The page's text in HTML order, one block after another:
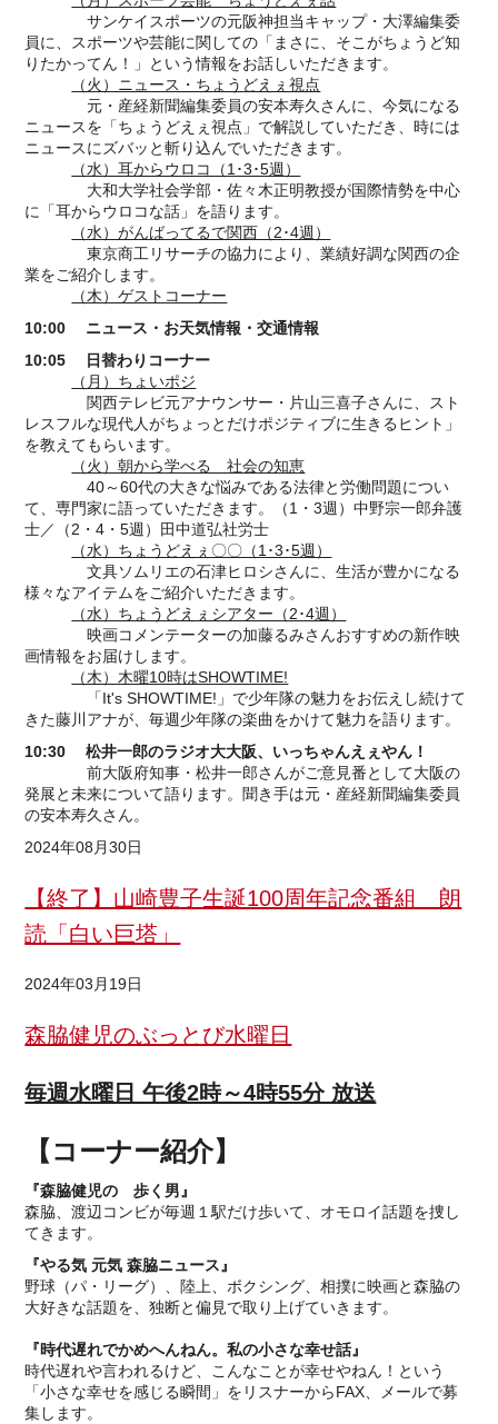
サンケイスポーツの元阪神担当キャップ・大澤編集委
員に、スポーツや芸能に関しての「まさに、そこがちょうど知
りたかってん！」という情報をお話しいただきます。
（火）ニュース・ちょうどえぇ視点
元・産経新聞編集委員の安本寿久さんに、今気になる
ニュースを「ちょうどえぇ視点」で解説していただき、時には
ニュースにズバッと斬り込んでいただきます。
（水）耳からウロコ（1･3･5週）
大和大学社会学部・佐々木正明教授が国際情勢を中心
に「耳からウロコな話」を語ります。
（水）がんばってるで関西（2･4週）
東京商工リサーチの協力により、業績好調な関西の企
業をご紹介します。
（木）ゲストコーナー
10:00 ニュース・お天気情報・交通情報
10:05 日替わりコーナー
（月）ちょいポジ
関西テレビ元アナウンサー・片山三喜子さんに、スト
レスフルな現代人がちょっとだけポジティブに生きるヒント」
を教えてもらいます。
（火）朝から学べる 社会の知恵
40～60代の大きな悩みである法律と労働問題につい
て、専門家に語っていただきます。（1・3週）中野宗一郎弁護
士／（2・4・5週）田中道弘社労士
（水）ちょうどえぇ〇〇（1･3･5週）
文具ソムリエの石津ヒロシさんに、生活が豊かになる
様々なアイテムをご紹介いただきます。
（水）ちょうどえぇシアター（2･4週）
映画コメンテーターの加藤るみさんおすすめの新作映
画情報をお届けします。
（木）木曜10時はSHOWTIME!
「It's SHOWTIME!」で少年隊の魅力をお伝えし続けて
きた藤川アナが、毎週少年隊の楽曲をかけて魅力を語ります。
10:30 松井一郎のラジオ大大阪、いっちゃんえぇやん！
前大阪府知事・松井一郎さんがご意見番として大阪の
発展と未来について語ります。聞き手は元・産経新聞編集委員
の安本寿久さん。
2024年08月30日
【終了】山崎豊子生誕100周年記念番組 朗
読「白い巨塔」
2024年03月19日
森脇健児のぶっとび水曜日
毎週水曜日 午後2時～4時55分 放送
【コーナー紹介】
『森脇健児の 歩く男』
森脇、渡辺コンビが毎週１駅だけ歩いて、オモロイ話題を捜し
てきます。
『やる気 元気 森脇ニュース』
野球（パ・リーグ）、陸上、ボクシング、相撲に映画と森脇の
大好きな話題を、独断と偏見で取り上げていきます。
『時代遅れでかめへんねん。私の小さな幸せ話』
時代遅れや言われるけど、こんなことが幸せやねん！という
「小さな幸せを感じる瞬間」をリスナーからFAX、メールで募
集します。